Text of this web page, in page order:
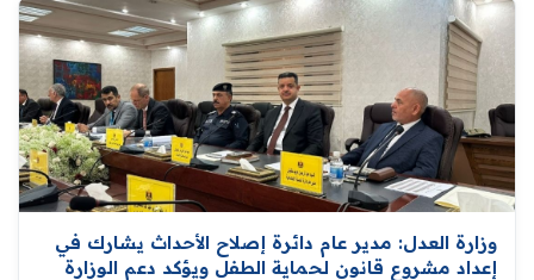
وزارة العدل: مدير عام دائرة إصلاح الأحداث يشارك في
إعداد مشروع قانون لحماية الطفل ويؤكد دعم الوزارة